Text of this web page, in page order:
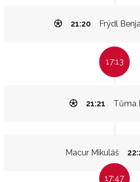
Frýdl
21:20
17:13
Tůma
21:21
Macur Mikuláš
17:47